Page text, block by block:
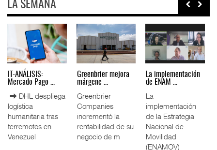
LA SEMANA
IT-ANÁLISIS: Puerto
Lázar ...
⮕ Canal de
Panamá reducirá
nuevamente el
calado de
Neopanamax ⮕
La ATTRAPI licita
red de ...
La Agencia de
Trenes y
Transporte Público
Integrado
(ATTRAPI) abri
IT-ANÁLISIS: Volaris
abri ...
⮕ IA y
automatización
redefinen
operación
aeroportuaria ⮕
Bomba